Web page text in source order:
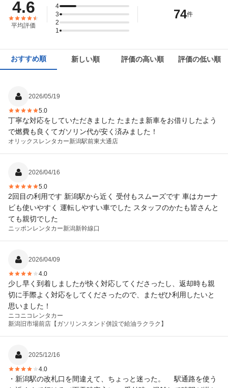
4.6
平均評価
4
3
2
1
74件
おすすめ順 新しい順 評価の高い順 評価の低い順
2026/05/19
5.0
丁寧な対応をしていただきました たまたま新車をお借りしたよう
で燃費も良くてガソリン代が安く済みました！
オリックスレンタカー新潟駅前東大通店
2026/04/16
5.0
2回目の利用です 新潟駅から近く 受付もスムーズです 車はカーナ
ビも使いやすく 運転しやすい車でした スタッフのかたも皆さんと
ても親切でした
ニッポンレンタカー新潟新幹線口
2026/04/09
4.0
少し早く到着しましたが快く対応してくださったし、返却時も親
切に手際よく対応をしてくださったので、またぜひ利用したいと
思いました！
ニコニコレンタカー
新潟旧市場前店【ガソリンスタンド併設で給油ラクラク】
2025/12/16
4.0
・新潟駅の改札口を間違えて、ちょっと迷った。 駅通路を使う